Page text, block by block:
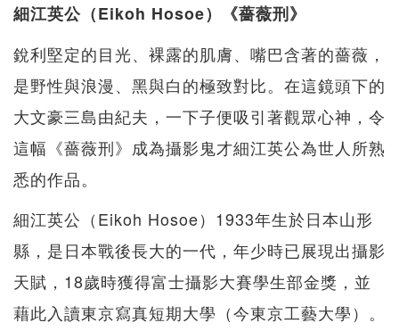
細江英公（Eikoh Hosoe）《薔薇刑》
銳利堅定的目光、裸露的肌膚、嘴巴含著的薔薇，
是野性與浪漫、黑與白的極致對比。在這鏡頭下的
大文豪三島由紀夫，一下子便吸引著觀眾心神，令
這幅《薔薇刑》成為攝影鬼才細江英公為世人所熟
悉的作品。
細江英公（Eikoh Hosoe）1933年生於日本山形
縣，是日本戰後長大的一代，年少時已展現出攝影
天賦，18歲時獲得富士攝影大賽學生部金獎，並
藉此入讀東京寫真短期大學（今東京工藝大學）。